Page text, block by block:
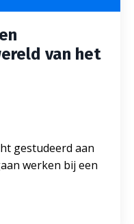
van het
gestudeerd aan
werken bij een